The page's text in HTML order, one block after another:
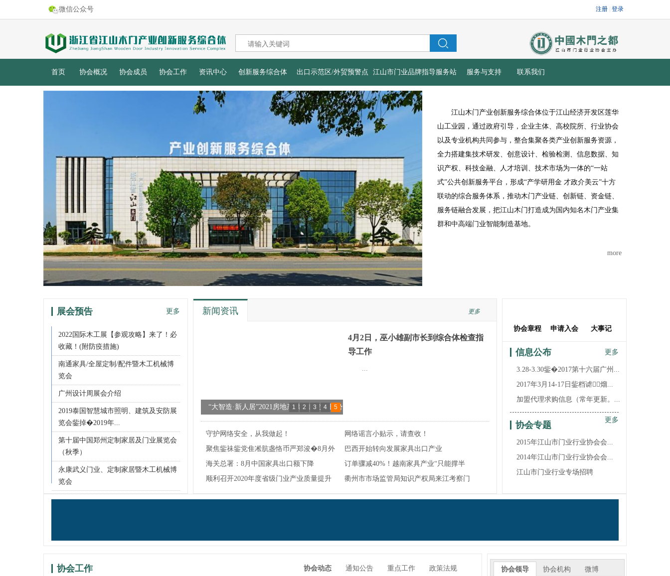
微信公众号
首页 协会概况 协会成员 协会工作 资讯中心 创新服务综合体 出口示范区/外贸预警点 江山市门业品牌指导服务站 服务与支持 联系我们
江山木门产业创新服务综合体位于江山经济开发区莲华
山工业园，通过政府引导，企业主体、高校院所、行业协会
以及专业机构共同参与，整合集聚各类产业创新服务资源，
全力搭建集技术研发、创意设计、检验检测、信息数据、知
识产权、科技金融、人才培训、技术市场为一体的“一站
式”公共创新服务平台，形成“产学研用金 才政介美云”十方
联动的综合服务体系，推动木门产业链、创新链、资金链、
服务链融合发展，把江山木门打造成为国内知名木门产业集
群和中高端门业智能制造基地。
more
展会预告 更多
2022国际木工展【参观攻略】来了！必
收藏！(附防疫措施)
南通家具/全屋定制/配件暨木工机械博
览会
广州设计周展会介绍
2019泰国智慧城市照明、建筑及安防展
览会鈭掉�2019年...
第十届中国郑州定制家居及门业展览会
（秋季）
永康武义门业、定制家居暨木工机械博
览会
新闻资讯 更多
顺利召开2020年度省级门业产业质量提升试
点服务项目成果发布会
1 2 3 4 5
4月2日，巫小雄副市长到综合体检查指
导工作
守护网络安全，从我做起！
网络谣言小贴示，请查收！
聚焦鈭祙鈭党隹凇肮盏恪币严郑浚�8月外
贸...
巴西开始转向发展家具出口产业
海关总署：8月中国家具出口额下降
7.9%！
订单骤减40%！越南家具产业“只能撑半
年”！
顺利召开2020年度省级门业产业质量提升
衢州市市场监管局知识产权局来江考察门
协会章程 申请入会 大事记
信息公布 更多
3.28-3.30鈭�2017第十六届广州...
2017年3月14-17日鈭档谑熘...
加盟代理求购信息（常年更新。...
协会专题
更多
2015年江山市门业行业协会会...
2014年江山市门业行业协会会...
江山市门业行业专场招聘
协会工作 协会动态 通知公告 重点工作 政策法规 协会领导 协会机构 微博
江山市全品世纪门业有限公司
江山市佳梦圆装饰材料厂
浙江杭派门业有限公司
江山市帝昂装饰材料有限公司
浙江赛银将军门业有限公司